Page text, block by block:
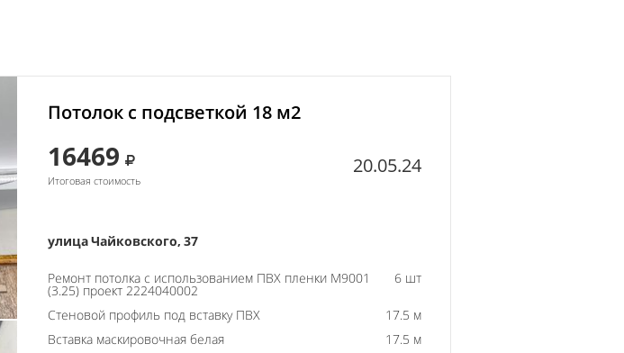
Потолок с подсветкой 18 м2
16469
Итоговая стоимость
20.05.24
улица Чайковского, 37
Ремонт потолка с использованием ПВХ пленки M9001
(3.25) проект 2224040002
6 шт
Стеновой профиль под вставку ПВХ
17.5 м
Вставка маскировочная белая
17.5 м